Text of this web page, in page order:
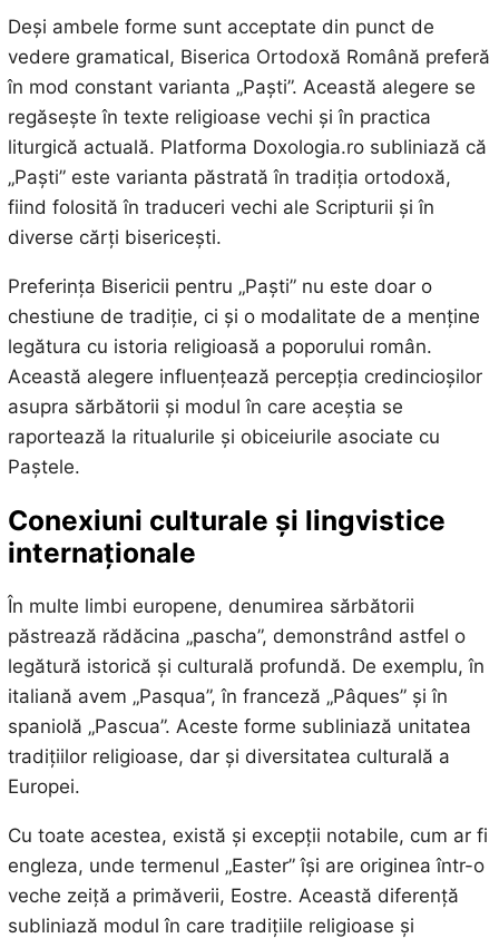
Deși ambele forme sunt acceptate din punct de
vedere gramatical, Biserica Ortodoxă Română preferă
în mod constant varianta „Paști”. Această alegere se
regăsește în texte religioase vechi și în practica
liturgică actuală. Platforma Doxologia.ro subliniază că
„Paști” este varianta păstrată în tradiția ortodoxă,
fiind folosită în traduceri vechi ale Scripturii și în
diverse cărți bisericești.
Preferința Bisericii pentru „Paști” nu este doar o
chestiune de tradiție, ci și o modalitate de a menține
legătura cu istoria religioasă a poporului român.
Această alegere influențează percepția credincioșilor
asupra sărbătorii și modul în care aceștia se
raportează la ritualurile și obiceiurile asociate cu
Paștele.
Conexiuni culturale și lingvistice
internaționale
În multe limbi europene, denumirea sărbătorii
păstrează rădăcina „pascha”, demonstrând astfel o
legătură istorică și culturală profundă. De exemplu, în
italiană avem „Pasqua”, în franceză „Pâques” și în
spaniolă „Pascua”. Aceste forme subliniază unitatea
tradițiilor religioase, dar și diversitatea culturală a
Europei.
Cu toate acestea, există și excepții notabile, cum ar fi
engleza, unde termenul „Easter” își are originea într-o
veche zeiță a primăverii, Eostre. Această diferență
subliniază modul în care tradițiile religioase și